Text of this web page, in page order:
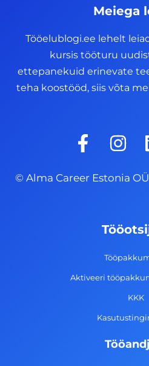
Meiega
Tööelublogi.ee lehelt
kursis tööturu
ettepanekuid erinevate
teha koostööd, siis võta
F
a
e
-
I
n
s
t
g
a
m
© Alma Career Estonia OÜ
Aktiveeri
KKK